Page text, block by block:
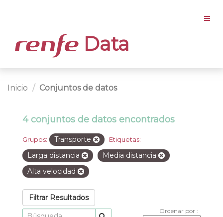
Data
Inicio Conjuntos de datos
4 conjuntos de datos encontrados
Grupos: Transporte Etiquetas:
Larga distancia
Media distancia
Alta velocidad
Filtrar Resultados
Ordenar por